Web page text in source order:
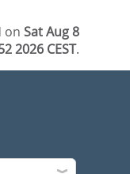
onSat Aug 8
2026 CEST.